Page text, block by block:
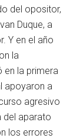
del opositor,
Duque, a
Y en el año
la
en la primera
apoyaron a
agresivo
del aparato
los errores